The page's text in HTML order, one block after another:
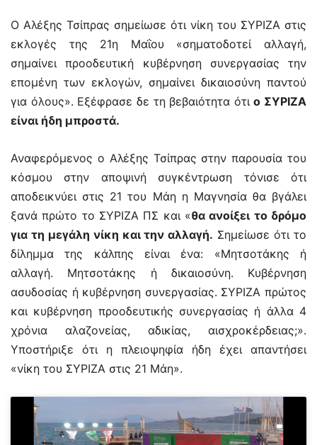
Ο Αλέξης Τσίπρας σημείωσε ότι νίκη του ΣΥΡΙΖΑ στις
εκλογές της 21η Μαΐου «σηματοδοτεί αλλαγή,
σημαίνει προοδευτική κυβέρνηση συνεργασίας την
επομένη των εκλογών, σημαίνει δικαιοσύνη παντού
για όλους». Εξέφρασε δε τη βεβαιότητα ότιο ΣΥΡΙΖΑ
είναι ήδη μπροστά.
Αναφερόμενος ο Αλέξης Τσίπρας στην παρουσία του
κόσμου στην αποψινή συγκέντρωση τόνισε ότι
αποδεικνύει στις 21 του Μάη η Μαγνησία θα βγάλει
ξανά πρώτο το ΣΥΡΙΖΑ ΠΣ και «θα ανοίξει το δρόμο
για τη μεγάλη νίκη και την αλλαγή. Σημείωσε ότι το
δίλημμα της κάλπης είναι ένα: «Μητσοτάκης ή
αλλαγή. Μητσοτάκης ή δικαιοσύνη. Κυβέρνηση
ασυδοσίας ή κυβέρνηση συνεργασίας. ΣΥΡΙΖΑ πρώτος
και κυβέρνηση προοδευτικής συνεργασίας ή άλλα 4
χρόνια αλαζονείας, αδικίας, αισχροκέρδειας;».
Υποστήριξε ότι η πλειοψηφία ήδη έχει απαντήσει
«νίκη του ΣΥΡΙΖΑ στις 21 Μάη».